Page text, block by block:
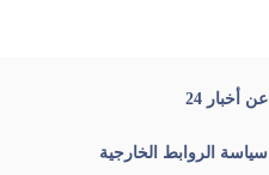
عن أخبار 24
سياسة الروابط الخارجية